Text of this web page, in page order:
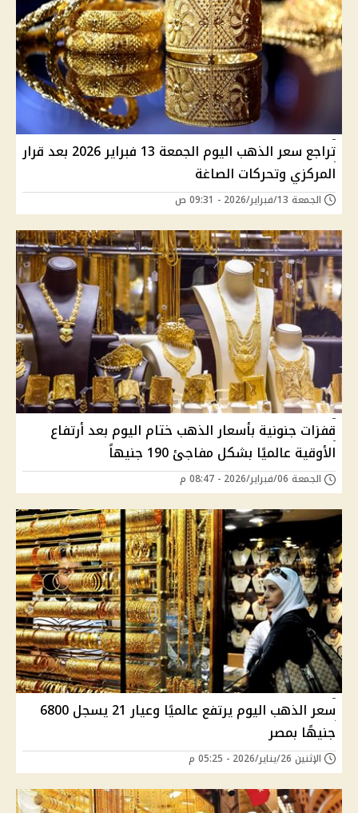
تراجع سعر الذهب اليوم الجمعة 13 فبراير 2026 بعد قرار
المركزي وتحركات الصاغة
الجمعة 13/فبراير/2026 - 09:31 ص
قفزات جنونية بأسعار الذهب ختام اليوم بعد أرتفاع
الأوقية عالميًا بشكل مفاجئ 190 جنيهاً
الجمعة 06/فبراير/2026 - 08:47 م
سعر الذهب اليوم يرتفع عالميًا وعيار 21 يسجل 6800
جنيهًا بمصر
الإثنين 26/يناير/2026 - 05:25 م